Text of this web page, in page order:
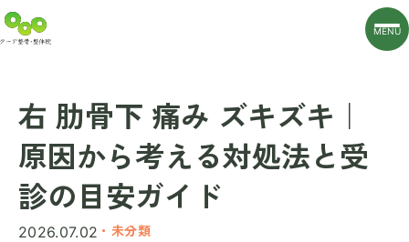
MENU
右 肋骨下 痛み ズキズキ｜
原因から考える対処法と受
診の目安ガイド
2026.07.02 ・未分類